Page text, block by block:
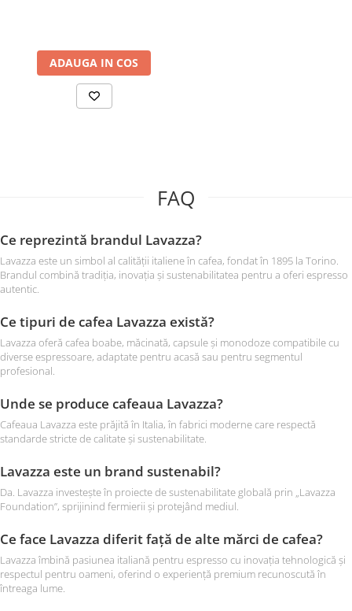
ADAUGA IN COS
FAQ
Ce reprezintă brandul Lavazza?
Lavazza este un simbol al calității italiene în cafea, fondat în 1895 la Torino.
Brandul combină tradiția, inovația și sustenabilitatea pentru a oferi espresso
autentic.
Ce tipuri de cafea Lavazza există?
Lavazza oferă cafea boabe, măcinată, capsule și monodoze compatibile cu
diverse espressoare, adaptate pentru acasă sau pentru segmentul
profesional.
Unde se produce cafeaua Lavazza?
Cafeaua Lavazza este prăjită în Italia, în fabrici moderne care respectă
standarde stricte de calitate și sustenabilitate.
Lavazza este un brand sustenabil?
Da. Lavazza investește în proiecte de sustenabilitate globală prin „Lavazza
Foundation”, sprijinind fermierii și protejând mediul.
Ce face Lavazza diferit față de alte mărci de cafea?
Lavazza îmbină pasiunea italiană pentru espresso cu inovația tehnologică și
respectul pentru oameni, oferind o experiență premium recunoscută în
întreaga lume.